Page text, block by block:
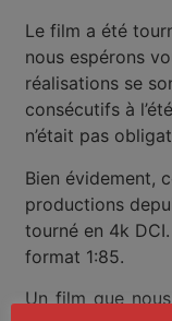
Le film a été
nous espérons
réalisations se
consécutifs à
n’était pas
Bien évidement,
productions
tourné en 4k
format 1:85.
Un film que